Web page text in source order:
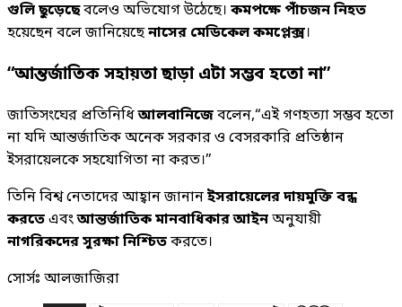
গুলি ছুড়েছেবলেও অভিযোগ উঠেছে। কমপক্ষে পাঁচজন নিহত
হয়েছেন বলে জানিয়েছেনাসের মেডিকেল কমপ্লেক্স।
“আন্তর্জাতিক সহায়তা ছাড়া এটা সম্ভব হতো না”
জাতিসংঘের প্রতিনিধিআলবানিজেবলেন,“এই গণহত্যা সম্ভব হতো
না যদি আন্তর্জাতিক অনেক সরকার ও বেসরকারি প্রতিষ্ঠান
ইসরায়েলকে সহযোগিতা না করত।”
তিনি বিশ্ব নেতাদের আহ্বান জানানইসরায়েলের দায়মুক্তি বন্ধ
করতেএবংআন্তর্জাতিক মানবাধিকার আইনঅনুযায়ী
নাগরিকদের সুরক্ষা নিশ্চিতকরতে।
সোর্সঃ আলজাজিরা